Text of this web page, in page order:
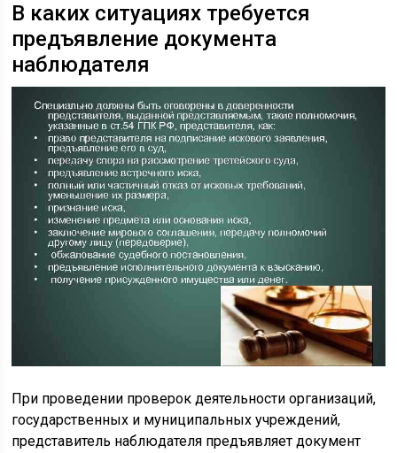
В каких ситуациях требуется
предъявление документа
наблюдателя
При проведении проверок деятельности организаций,
государственных и муниципальных учреждений,
представитель наблюдателя предъявляет документ